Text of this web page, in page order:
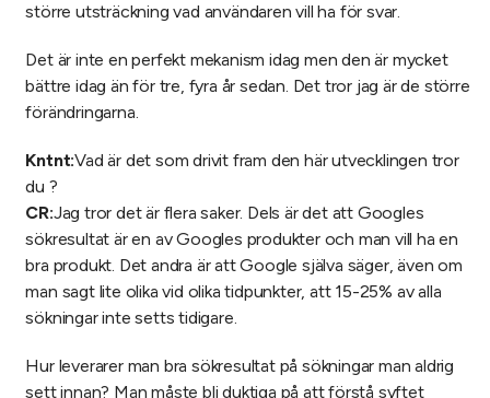
större utsträckning vad användaren vill ha för svar.
Det är inte en perfekt mekanism idag men den är mycket
bättre idag än för tre, fyra år sedan. Det tror jag är de större
förändringarna.
Kntnt:Vad är det som drivit fram den här utvecklingen tror
du ?
CR:Jag tror det är flera saker. Dels är det att Googles
sökresultat är en av Googles produkter och man vill ha en
bra produkt. Det andra är att Google själva säger, även om
man sagt lite olika vid olika tidpunkter, att 15-25% av alla
sökningar inte setts tidigare.
Hur leverarer man bra sökresultat på sökningar man aldrig
sett innan? Man måste bli duktiga på att förstå syftet